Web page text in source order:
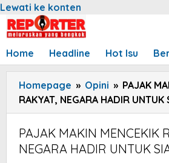
Lewati ke konten
Home Headline Hot Isu
Homepage » Opini » PAJAK
RAKYAT, NEGARA HADIR UNTUK
PAJAK MAKIN MENCEKIK
NEGARA HADIR UNTUK